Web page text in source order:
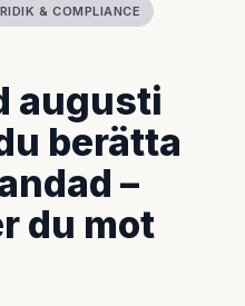
& COMPLIANCE
augusti
berätta
–
du mot